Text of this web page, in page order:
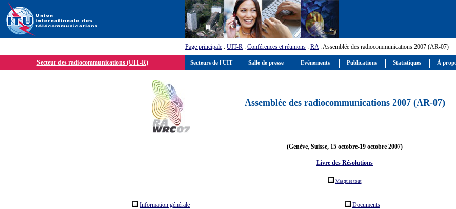
Page principale : UIT-R : Conférences et réunions : RA: Assemblée des radiocommunications 2007 (AR-07)
Secteur des radiocommunications (UIT-R)
Assemblée des radiocommunications 2007 (AR-07)
(Genève, Suisse, 15 octobre-19 octobre 2007)
Livre des Résolutions
Masquer tout
Information générale Documents
Secteurs de l'UIT Salle de presse Evénements Publications Statistiques À